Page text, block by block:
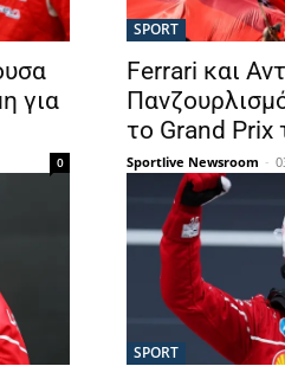
για
0
SPORT
Ferrari και
το Grand
Sportlive Newsroom -
SPORT